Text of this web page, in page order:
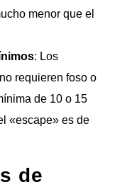
menor que el
: Los
requieren foso o
de 10 o 15
«escape» es de
de